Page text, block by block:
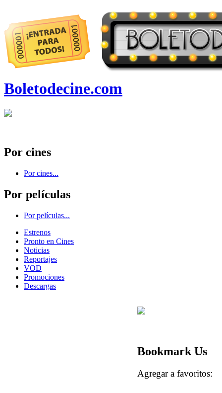
Boletodecine.com
Por cines
Por cines...
Por películas
Por películas...
Estrenos
Pronto en Cines
Noticias
Reportajes
VOD
Promociones
Descargas
Bookmark Us
Agregar a favoritos: